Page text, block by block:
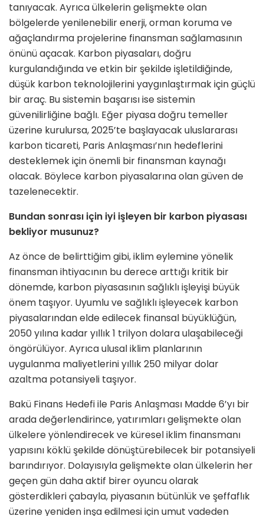
tanıyacak. Ayrıca ülkelerin gelişmekte olan
bölgelerde yenilenebilir enerji, orman koruma ve
ağaçlandırma projelerine finansman sağlamasının
önünü açacak. Karbon piyasaları, doğru
kurgulandığında ve etkin bir şekilde işletildiğinde,
düşük karbon teknolojilerini yaygınlaştırmak için güçlü
bir araç. Bu sistemin başarısı ise sistemin
güvenilirliğine bağlı. Eğer piyasa doğru temeller
üzerine kurulursa, 2025’te başlayacak uluslararası
karbon ticareti, Paris Anlaşması’nın hedeflerini
desteklemek için önemli bir finansman kaynağı
olacak. Böylece karbon piyasalarına olan güven de
tazelenecektir.
Bundan sonrası için iyi işleyen bir karbon piyasası
bekliyor musunuz?
Az önce de belirttiğim gibi, iklim eylemine yönelik
finansman ihtiyacının bu derece arttığı kritik bir
dönemde, karbon piyasasının sağlıklı işleyişi büyük
önem taşıyor. Uyumlu ve sağlıklı işleyecek karbon
piyasalarından elde edilecek finansal büyüklüğün,
2050 yılına kadar yıllık 1 trilyon dolara ulaşabileceği
öngörülüyor. Ayrıca ulusal iklim planlarının
uygulanma maliyetlerini yıllık 250 milyar dolar
azaltma potansiyeli taşıyor.
Bakü Finans Hedefi ile Paris Anlaşması Madde 6’yı bir
arada değerlendirince, yatırımları gelişmekte olan
ülkelere yönlendirecek ve küresel iklim finansmanı
yapısını köklü şekilde dönüştürebilecek bir potansiyeli
barındırıyor. Dolayısıyla gelişmekte olan ülkelerin her
geçen gün daha aktif birer oyuncu olarak
gösterdikleri çabayla, piyasanın bütünlük ve şeffaflık
üzerine yeniden inşa edilmesi için umut vadeden